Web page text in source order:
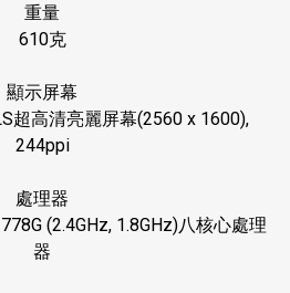
重量
610克
顯示屏幕
超高清亮麗屏幕(2560 x 1600),
244ppi
處理器
(2.4GHz, 1.8GHz)八核心處理
器